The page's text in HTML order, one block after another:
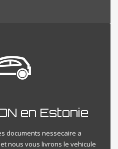
en Estonie
documents nessecaire a
nous vous livrons le vehicule